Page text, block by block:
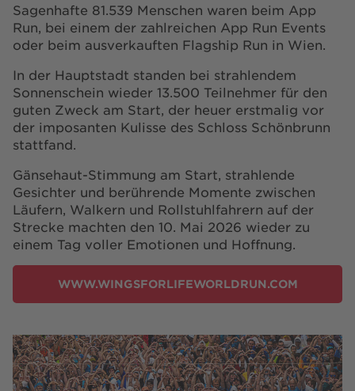
Sagenhafte 81.539 Menschen waren beim App
Run, bei einem der zahlreichen App Run Events
oder beim ausverkauften Flagship Run in Wien.
In der Hauptstadt standen bei strahlendem
Sonnenschein wieder 13.500 Teilnehmer für den
guten Zweck am Start, der heuer erstmalig vor
der imposanten Kulisse des Schloss Schönbrunn
stattfand.
Gänsehaut-Stimmung am Start, strahlende
Gesichter und berührende Momente zwischen
Läufern, Walkern und Rollstuhlfahrern auf der
Strecke machten den 10. Mai 2026 wieder zu
einem Tag voller Emotionen und Hoffnung.
WWW.WINGSFORLIFEWORLDRUN.COM